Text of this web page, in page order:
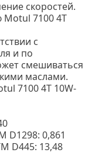
скоростей.
7100 4T
с
и по
смешиваться
маслами.
7100 4T 10W-
D1298: 0,861
D445: 13,48